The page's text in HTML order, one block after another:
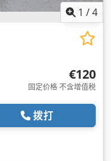
1 /4
€120
固定价格 不含增值税
拨打